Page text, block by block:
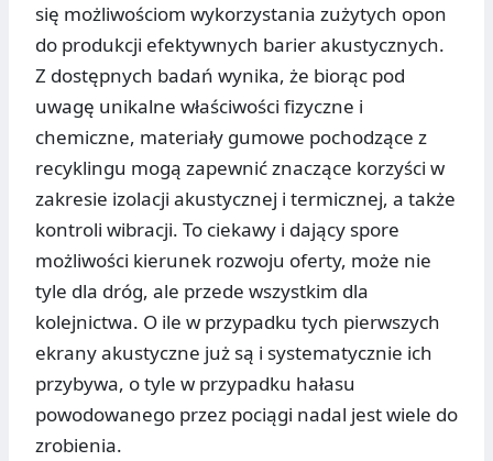
się możliwościom wykorzystania zużytych opon
do produkcji efektywnych barier akustycznych.
Z dostępnych badań wynika, że biorąc pod
uwagę unikalne właściwości fizyczne i
chemiczne, materiały gumowe pochodzące z
recyklingu mogą zapewnić znaczące korzyści w
zakresie izolacji akustycznej i termicznej, a także
kontroli wibracji. To ciekawy i dający spore
możliwości kierunek rozwoju oferty, może nie
tyle dla dróg, ale przede wszystkim dla
kolejnictwa. O ile w przypadku tych pierwszych
ekrany akustyczne już są i systematycznie ich
przybywa, o tyle w przypadku hałasu
powodowanego przez pociągi nadal jest wiele do
zrobienia.